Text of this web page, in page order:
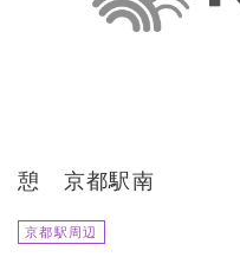
憩 京都駅南
京都駅周辺